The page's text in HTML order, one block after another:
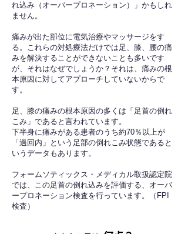
れ込み（オーバープロネーション）」かもしれ
ません。
痛みが出た部位に電気治療やマッサージをす
る。これらの対処療法だけでは足、膝、腰の痛
みを解決することができないことも多いです
が、それはなぜでしょうか？それは、痛みの根
本原因に対してアプローチしていないからで
す。
足、膝の痛みの根本原因の多くは「足首の倒れ
こみ」であると言われています。
下半身に痛みがある患者のうち約70％以上が
「過回内」という足部の倒れこみ状態であると
いうデータもあります。
フォームソティックス・メディカル取扱認定院
では、この足首の倒れ込みを評価する、オーバ
ープロネーション検査を行っています。（FPI
検査）​